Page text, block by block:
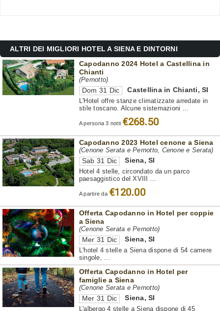
ALTRI DEI MIGLIORI HOTEL A SIENA E DINTORNI
Capodanno 2024 Hotel a Castellina in
Chianti
(Pernotto)
Dom 31 Dic Castellina in Chianti ,SI
L'Hotel offre stanze climatizzate arredate in
stile toscano. Alcune sistemazioni ...
A persona 3 notti €268.50
Capodanno 2023 Hotel cenone a Siena
(Cenone Serata e Pernotto, Cenone e Serata)
Sab 31 Dic Siena,SI
Hotel 4 stelle, circondato da un parco
paesaggistico del XVIII ...
A partire da €120.00
Offerta Capodanno in Hotel per coppie
a Siena
(Cenone Serata e Pernotto)
Mer 31 Dic Siena,SI
L'hotel 4 stelle a Siena dispone di 54 camere
singole, ...
Offerta Capodanno in Hotel per
famiglie a Siena
(Cenone Serata e Pernotto)
Mer 31 Dic Siena,SI
L'albergo 4 stelle a Siena dispone di 45